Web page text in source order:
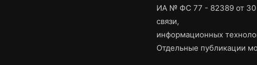
ИА № ФС 77 - 82389 от 30
связи,
информационных
Отдельные публикации